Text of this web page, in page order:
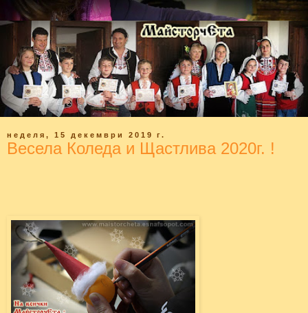
неделя, 15 декември 2019 г.
Весела Коледа и Щастлива 2020г. !